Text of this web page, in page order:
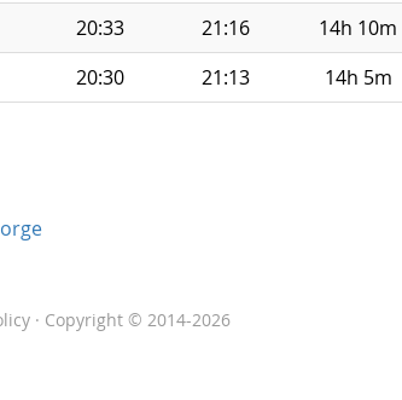
20:33 21:16
14h 10m
20:30 21:13 14h 5m
· Copyright © 2014-2026